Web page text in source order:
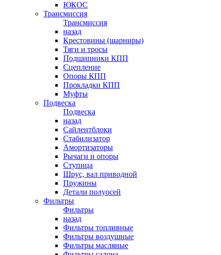
ЮКОС
Трансмиссия
Трансмиссия
назад
Крестовины (шарниры)
Тяги и тросы
Подшипники КПП
Сцепление
Опоры КПП
Прокладки КПП
Муфты
Подвеска
Подвеска
назад
Сайлентблоки
Стабилизатор
Амортизаторы
Рычаги и опоры
Ступица
Шрус, вал приводной
Пружины
Детали полуосей
Фильтры
Фильтры
назад
Фильтры топливные
Фильтры воздушные
Фильтры масляные